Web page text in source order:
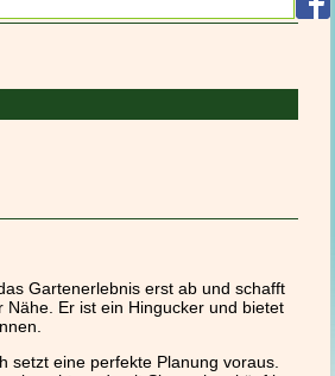
Gartenerlebnis erst ab und schafft
Nähe. Er ist ein Hingucker und bietet
setzt eine perfekte Planung voraus.